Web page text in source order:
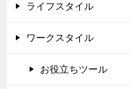
ライフスタイル
ワークスタイル
お役立ちツール